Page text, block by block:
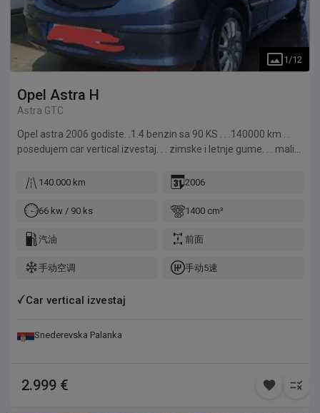
1 /12
Opel Astra H
Astra GTC
Opel astra 2006 godiste. .1.4 benzin sa 90 KS . . .140000 km . .
posedujem car vertical izvestaj. . . zimske i letnje gume. . . mali
. . prodajem je zato sto odlazim u inostranstvo. . molim
kupca . . . registrovan do januara 2027 godine. . . klima radi
turbine. . . dizni . . plivajuceg zamajca . i skuph delova . . . Motor je
140.000 km 2006
66 kw / 90 ks 1400 cm³
汽油 前面
手动空调 手动5速
Car vertical izvestaj
Snederevska Palanka
2.999 €